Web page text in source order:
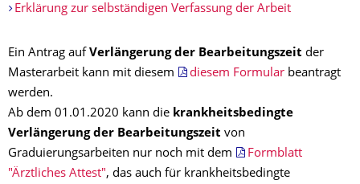
Erklärung zur selbständigen Verfassung der Arbeit
Ein Antrag auf Verlängerung der Bearbeitungszeit der
Masterarbeit kann mit diesem
diesem Formular beantragt
werden.
Ab dem 01.01.2020 kann die krankheitsbedingte
Verlängerung der Bearbeitungszeit von
Graduierungsarbeiten nur noch mit dem
Formblatt
"Ärztliches Attest", das auch für krankheitsbedingte